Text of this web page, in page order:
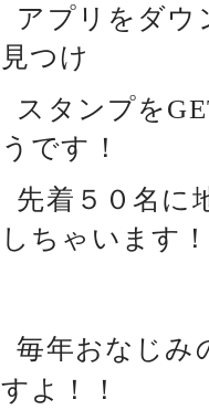
アプリをダウ
見つけ
スタンプを
うです！
先着５０名に
しちゃいます
毎年おなじみ
すよ！！